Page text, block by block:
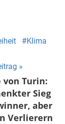
Klima
von Turin:
Sieg
aber
Verlierern